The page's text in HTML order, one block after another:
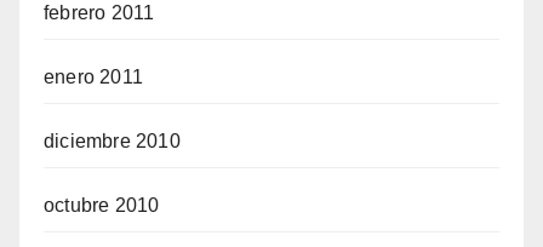
febrero 2011
enero 2011
diciembre 2010
octubre 2010